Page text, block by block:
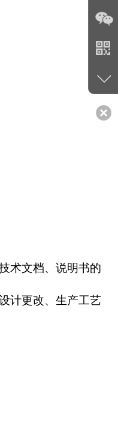
术文档、说明书的
计更改、生产工艺